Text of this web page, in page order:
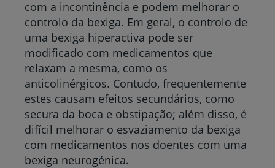
com a incontinência e podem melhorar o
controlo da bexiga. Em geral, o controlo de
uma bexiga hiperactiva pode ser
modificado com medicamentos que
relaxam a mesma, como os
anticolinérgicos. Contudo, frequentemente
estes causam efeitos secundários, como
secura da boca e obstipação; além disso, é
difícil melhorar o esvaziamento da bexiga
com medicamentos nos doentes com uma
bexiga neurogénica.